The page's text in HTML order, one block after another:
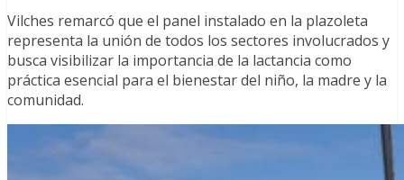
Vilches remarcó que el panel instalado en la plazoleta
representa la unión de todos los sectores involucrados y
busca visibilizar la importancia de la lactancia como
práctica esencial para el bienestar del niño, la madre y la
comunidad.